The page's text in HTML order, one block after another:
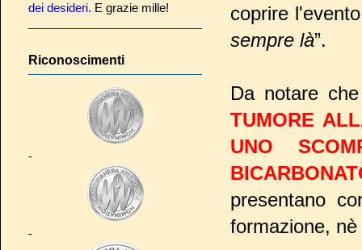
coprire
sempre là”.
Da notare
TUMORE
UNO
presentano
formazione,
dei desideri. E grazie mille!
Riconoscimenti
-
-